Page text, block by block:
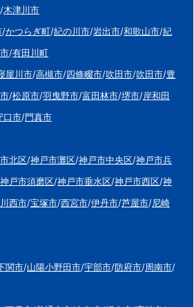
/木津川市
/かつらぎ町/紀の川市/岩出市/和歌山市/紀
/有田川町
屋川市/高槻市/四條畷市/吹田市/吹田市/豊
/松原市/羽曳野市/富田林市/堺市/岸和田
口市/門真市
北区/神戸市灘区/神戸市中央区/神戸市兵
神戸市須磨区/神戸市垂水区/神戸市西区/神
川西市/宝塚市/西宮市/伊丹市/芦屋市/尼崎
関市/山陽小野田市/宇部市/防府市/周南市/